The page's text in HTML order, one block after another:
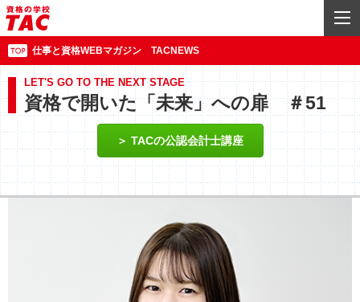
仕事と資格WEBマガジン TACNEWS
LET'S GO TO THE NEXT STAGE
資格で開いた「未来」への扉 ＃51
TACの公認会計士講座